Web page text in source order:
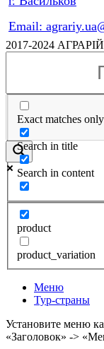
Email:
2017-2024
Exact matches only
Search in title
Search in content
product
product_variation
Меню
Тур-страны
Установите меню
«Заголовок» ->